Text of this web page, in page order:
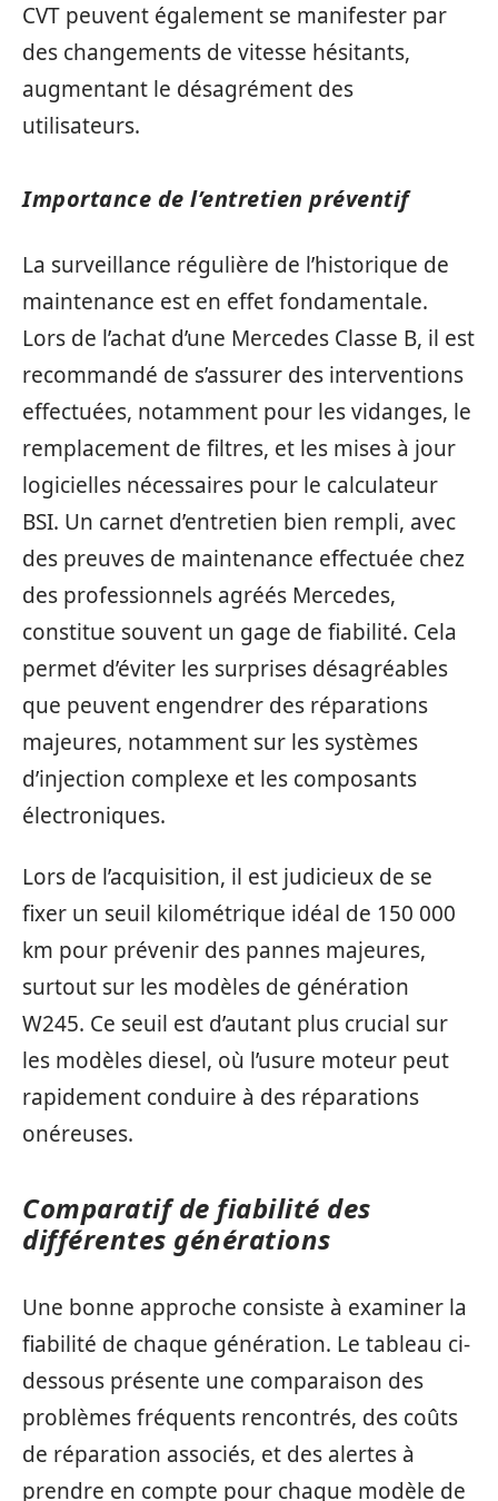
CVT peuvent également se manifester par
des changements de vitesse hésitants,
augmentant le désagrément des
utilisateurs.
Importance de l’entretien préventif
La surveillance régulière de l’historique de
maintenance est en effet fondamentale.
Lors de l’achat d’une Mercedes Classe B, il est
recommandé de s’assurer des interventions
effectuées, notamment pour les vidanges, le
remplacement de filtres, et les mises à jour
logicielles nécessaires pour le calculateur
BSI. Un carnet d’entretien bien rempli, avec
des preuves de maintenance effectuée chez
des professionnels agréés Mercedes,
constitue souvent un gage de fiabilité. Cela
permet d’éviter les surprises désagréables
que peuvent engendrer des réparations
majeures, notamment sur les systèmes
d’injection complexe et les composants
électroniques.
Lors de l’acquisition, il est judicieux de se
fixer un seuil kilométrique idéal de 150 000
km pour prévenir des pannes majeures,
surtout sur les modèles de génération
W245. Ce seuil est d’autant plus crucial sur
les modèles diesel, où l’usure moteur peut
rapidement conduire à des réparations
onéreuses.
Comparatif de fiabilité des
différentes générations
Une bonne approche consiste à examiner la
fiabilité de chaque génération. Le tableau ci-
dessous présente une comparaison des
problèmes fréquents rencontrés, des coûts
de réparation associés, et des alertes à
prendre en compte pour chaque modèle de